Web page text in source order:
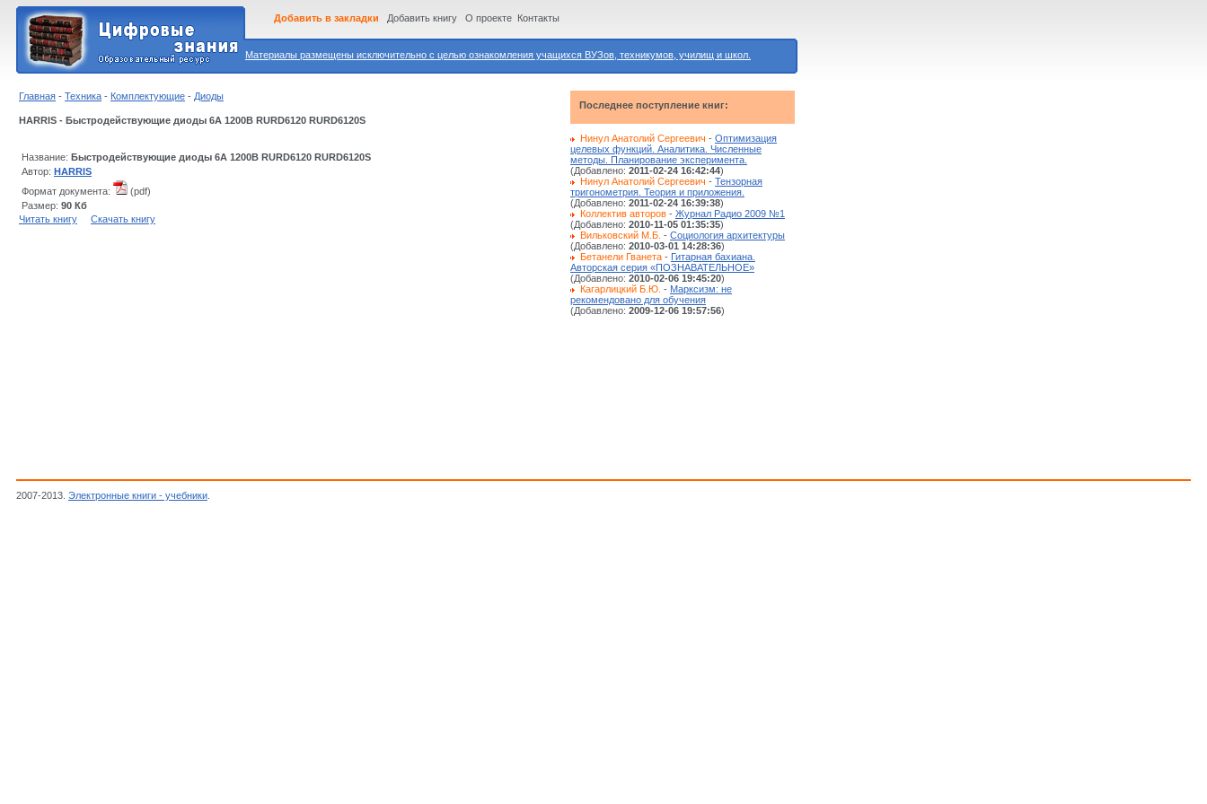
Материалы размещены исключительно с целью ознакомления учащихся ВУЗов, техникумов, училищ и школ.
Добавить в закладки Добавить книгу О проекте Контакты
Главная - Техника - Комплектующие - Диоды
HARRIS - Быстродействующие диоды 6А 1200В RURD6120 RURD6120S
Название: Быстродействующие диоды 6А 1200В RURD6120 RURD6120S
Автор: HARRIS
Формат документа:
(pdf)
Размер: 90 Кб
Читать книгу
Скачать книгу
Последнее поступление книг:
Нинул Анатолий Сергеевич - Оптимизация
целевых функций. Аналитика. Численные
методы. Планирование эксперимента.
(Добавлено: 2011-02-24 16:42:44)
Нинул Анатолий Сергеевич - Тензорная
тригонометрия. Теория и приложения.
(Добавлено: 2011-02-24 16:39:38)
Коллектив авторов - Журнал Радио 2009 №1
(Добавлено: 2010-11-05 01:35:35)
Вильковский М.Б. - Социология архитектуры
(Добавлено: 2010-03-01 14:28:36)
Бетанели Гванета - Гитарная бахиана.
Авторская серия «ПОЗНАВАТЕЛЬНОЕ»
(Добавлено: 2010-02-06 19:45:20)
Кагарлицкий Б.Ю. - Марксизм: не
рекомендовано для обучения
(Добавлено: 2009-12-06 19:57:56)
2007-2013. Электронные книги - учебники